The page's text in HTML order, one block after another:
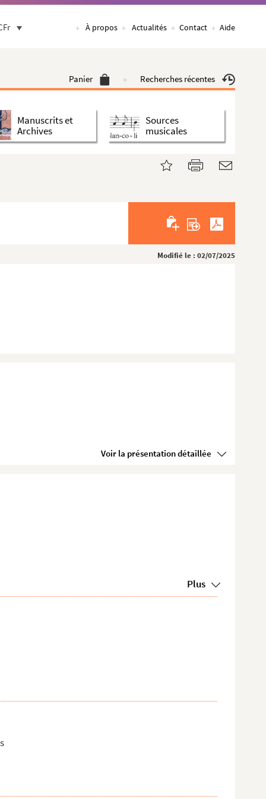
À propos Actualités Contact Aide
Panier Recherches récentes
Manuscrits et
Archives
Sources
musicales
Modifié le : 02/07/2025
Voir la présentation détaillée
Plus